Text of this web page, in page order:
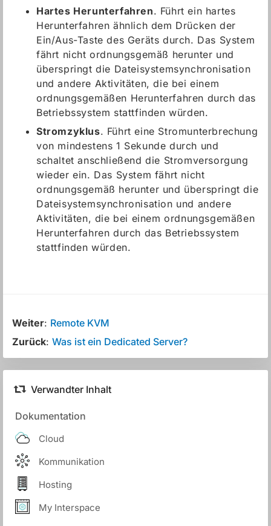
Hartes Herunterfahren. Führt ein hartes
Herunterfahren ähnlich dem Drücken der
Ein/Aus-Taste des Geräts durch. Das System
fährt nicht ordnungsgemäß herunter und
überspringt die Dateisystemsynchronisation
und andere Aktivitäten, die bei einem
ordnungsgemäßen Herunterfahren durch das
Betriebssystem stattfinden würden.
Stromzyklus. Führt eine Stromunterbrechung
von mindestens 1 Sekunde durch und
schaltet anschließend die Stromversorgung
wieder ein. Das System fährt nicht
ordnungsgemäß herunter und überspringt die
Dateisystemsynchronisation und andere
Aktivitäten, die bei einem ordnungsgemäßen
Herunterfahren durch das Betriebssystem
stattfinden würden.
Weiter: Remote KVM
Zurück: Was ist ein Dedicated Server?
Verwandter Inhalt
Dokumentation
Cloud
Kommunikation
Hosting
My Interspace